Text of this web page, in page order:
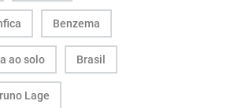
Benzema
ao solo Brasil
Lage